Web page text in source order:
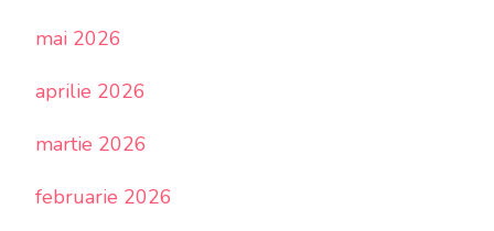
mai 2026
aprilie 2026
martie 2026
februarie 2026